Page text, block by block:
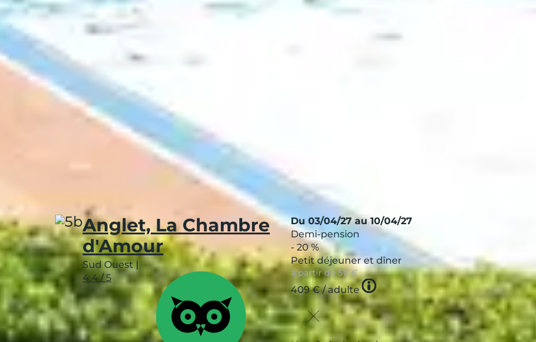
- Le Pays - Basque
Les villes comme
Saint-Jean-de-Luz
sont connues pour leurs
l'architecture typiquement basque, alliant tradition et charme local.
3 Clubs proches pour explorer
à colombages :
Anglet, La Chambre
d'Amour
Sud Ouest|
4.4 / 5
Du 03/04/27 au 10/04/27
Demi-pension
- 20 %
Petit déjeuner et dîner
à partir de511 €
409 €/ adulteTooltip
icon